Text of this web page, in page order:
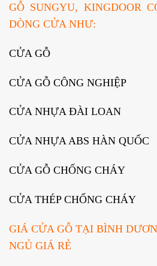
GỖ SUNGYU, KINGDOOR
DÒNG CỬA NHƯ:
CỬA GỖ
CỬA GỖ CÔNG NGHIỆP
CỬA NHỰA ĐÀI LOAN
CỬA NHỰA ABS HÀN QUỐC
CỬA GỖ CHỐNG CHÁY
CỬA THÉP CHỐNG CHÁY
GIÁ CỬA GỖ TẠI BÌNH
NGỦ GIÁ RẺ